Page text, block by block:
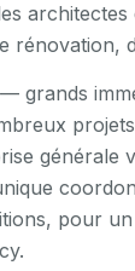
rénovation,
grands
générale
pour un